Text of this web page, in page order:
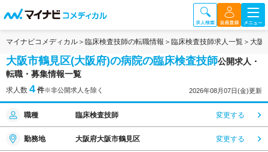
マイナビコメディカル 臨床検査技師の転職情報 臨床検査技師求人一覧 大阪
大阪市鶴見区(大阪府)の病院の臨床検査技師公開求人・
転職・募集情報一覧
求人数 4 件※非公開求人を除く 2026年08月07日(金)更新
職種 臨床検査技師 変更する
勤務地 大阪府大阪市鶴見区 変更する